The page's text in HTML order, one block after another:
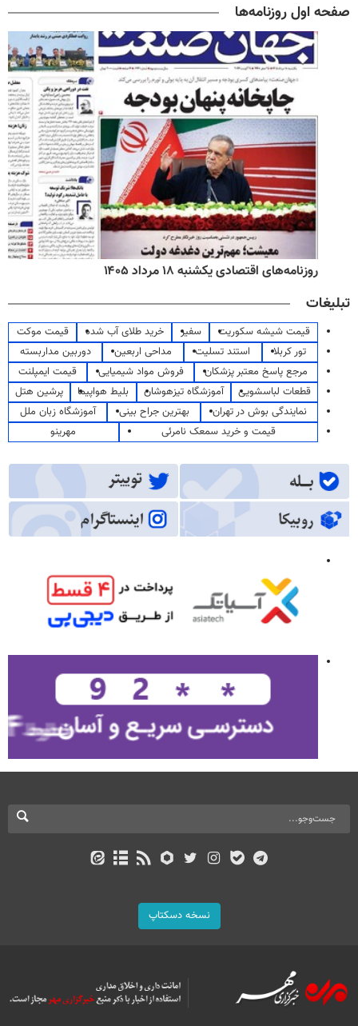
صفحه اول روزنامه‌ها
روزنامه‌های اقتصادی یکشنبه ۱۸ مرداد ۱۴۰۵
تبلیغات
قیمت شیشه سکوریت سفیر خرید طلای آب شده
قیمت موکت
تور کربلا
استند تسلیت مداحی اربعین
دوربین مداربسته
مرجع پاسخ معتبر پزشکان
فروش مواد شیمیایی
قیمت ایمپلنت
قطعات لباسشویی
آموزشگاه تیزهوشان بلیط هواپیما
پرشین هتل
نمایندگی بوش در تهران
بهترین جراح بینی
آموزشگاه زبان ملل
قیمت و خرید سمعک نامرئی
مهرینو
نسخه دسکتاپ